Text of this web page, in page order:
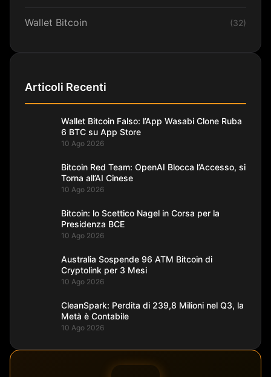
Wallet Bitcoin (32)
Articoli Recenti
Wallet Bitcoin Falso: l’App Wasabi Clone Ruba
6 BTC su App Store
10 Ago 2026
Bitcoin Red Team: OpenAI Blocca l’Accesso, si
Torna all’AI Cinese
10 Ago 2026
Bitcoin: lo Scettico Nagel in Corsa per la
Presidenza BCE
10 Ago 2026
Australia Sospende 96 ATM Bitcoin di
Cryptolink per 3 Mesi
10 Ago 2026
CleanSpark: Perdita di 239,8 Milioni nel Q3, la
Metà è Contabile
10 Ago 2026